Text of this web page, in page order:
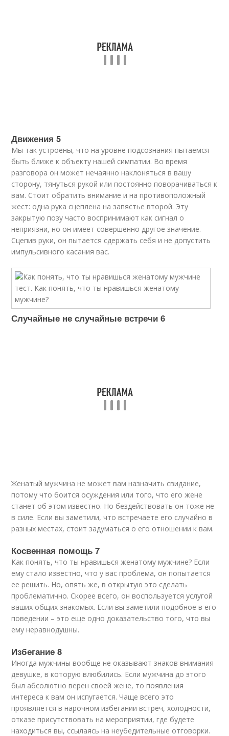
Движения 5
Мы так устроены, что на уровне подсознания пытаемся
быть ближе к объекту нашей симпатии. Во время
разговора он может нечаянно наклоняться в вашу
сторону, тянуться рукой или постоянно поворачиваться к
вам. Стоит обратить внимание и на противоположный
жест: одна рука сцеплена на запястье второй. Эту
закрытую позу часто воспринимают как сигнал о
неприязни, но он имеет совершенно другое значение.
Сцепив руки, он пытается сдержать себя и не допустить
импульсивного касания вас.
Случайные не случайные встречи 6
Женатый мужчина не может вам назначить свидание,
потому что боится осуждения или того, что его жене
станет об этом известно. Но бездействовать он тоже не
в силе. Если вы заметили, что встречаете его случайно в
разных местах, стоит задуматься о его отношении к вам.
Косвенная помощь 7
Как понять, что ты нравишься женатому мужчине? Если
ему стало известно, что у вас проблема, он попытается
ее решить. Но, опять же, в открытую это сделать
проблематично. Скорее всего, он воспользуется услугой
ваших общих знакомых. Если вы заметили подобное в его
поведении – это еще одно доказательство того, что вы
ему неравнодушны.
Избегание 8
Иногда мужчины вообще не оказывают знаков внимания
девушке, в которую влюбились. Если мужчина до этого
был абсолютно верен своей жене, то появления
интереса к вам он испугается. Чаще всего это
проявляется в нарочном избегании встреч, холодности,
отказе присутствовать на мероприятии, где будете
находиться вы, ссылаясь на неубедительные отговорки.